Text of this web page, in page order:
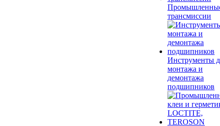
трансмиссии
Инструменты
монтажа и
демонтажа
подшипников